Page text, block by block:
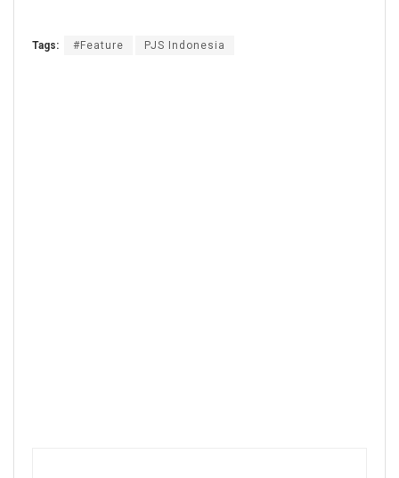
Tags: #Feature PJS Indonesia